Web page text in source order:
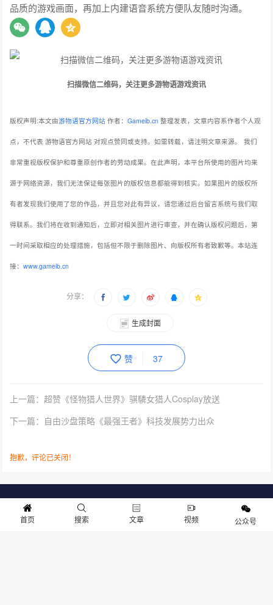
品质的游戏画面，再加上内建语音系统方便队友随时沟通。
扫描微信二维码，关注更多游物语游戏资讯
版权声明:本文由游物语官方网站 作者：Gameib.cn 整理发表，文章内容系作者个人观
点，不代表 游物语官方网站 对观点赞同或支持。如需转载，请注明文章来源。 我们
非常重视版权保护和尊重原创作者的劳动成果。在此声明，本平台所使用的图片均来
源于网络资源，我们无法保证每张图片的版权信息都能得到核实。如果图片的版权所
有者发现我们使用了您的作品，并且您对此有异议，请您通过后台留言系统与我们取
得联系。我们将在收到通知后，立即对相关图片进行审查，并在确认版权问题后，第
一时间采取相应的处理措施，包括但不限于删除图片、向版权所有者致歉等。本站连
接：www.gameib.cn
分享：
生成封面
赞 37
上一篇：超赞《怪物猎人世界》骐驎女猎人Cosplay放送
下一篇：自由沙盘策略《最强王者》科技发展势力出众
抱歉，评论已关闭！
关于我们 寻求报道 投稿须知 版权申明
联系我们
首页 搜索 文章 视频 公众号